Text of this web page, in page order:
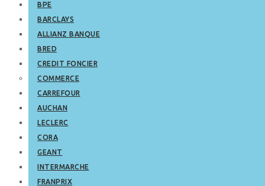
BPE
BARCLAYS
ALLIANZ BANQUE
BRED
CREDIT FONCIER
COMMERCE
CARREFOUR
AUCHAN
LECLERC
CORA
GEANT
INTERMARCHE
FRANPRIX